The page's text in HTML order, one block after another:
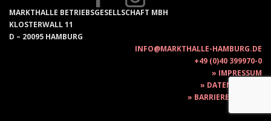
MARKTHALLE BETRIEBSGESELLSCHAFT MBH
KLOSTERWALL 11
D – 20095 HAMBURG
INFO@MARKTHALLE-HAMBURG.DE
+49 (0)40 399970-0
IMPRESSUM
DATENSCHUTZ
BARRIEREFREIHEIT